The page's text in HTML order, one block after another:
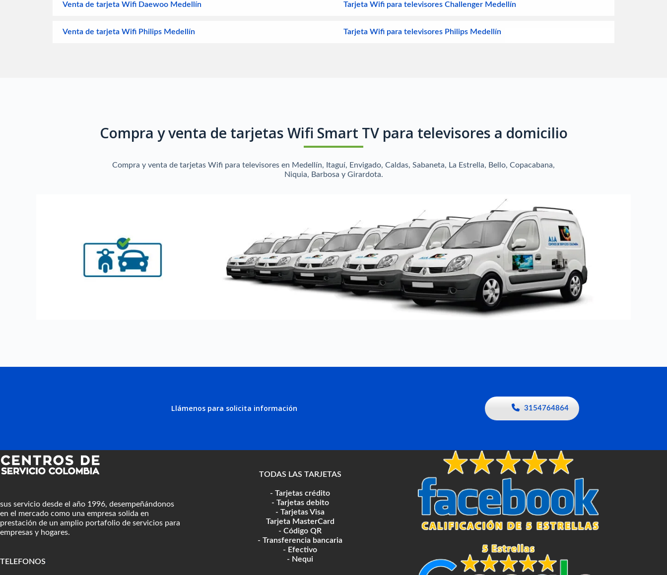
Venta de tarjeta Wifi Daewoo Medellín
Venta de tarjeta Wifi Philips Medellín
Tarjeta Wifi para televisores Challenger Medellín
Tarjeta Wifi para televisores Philips Medellín
Compra y venta de tarjetas Wifi Smart TV para televisores a domicilio
Compra y venta de tarjetas Wifi para televisores en Medellín, Itaguí, Envigado, Caldas, Sabaneta, La Estrella, Bello, Copacabana,
Niquia, Barbosa y Girardota.
Llámenos para solicita información 3154764864
sus servicio desde el año 1996, desempeñándonos
en el mercado como una empresa solida en
prestación de un amplio portafolio de servicios para
empresas y hogares.
TELEFONOS
TODAS LAS TARJETAS
- Tarjetas crédito
- Tarjetas debito
- Tarjetas Visa
Tarjeta MasterCard
- Código QR
- Transferencia bancaria
- Efectivo
- Nequi